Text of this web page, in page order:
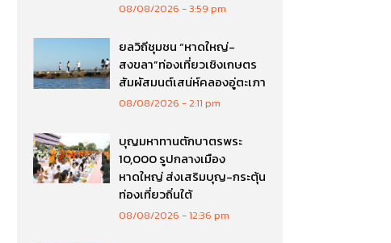
08/08/2026 3:59 pm
ยลวิถีชุมชน “หาดใหญ่-
สงขลา”ท่องเที่ยวเชิงเกษตร
สัมผัสมนต์เสน่ห์คลองอู่ตะเภา
08/08/2026 2:11 pm
บุญมหาทานตักบาตรพระ
10,000 รูปกลางเมือง
หาดใหญ่ ส่งเสริมบุญ-กระตุ้น
ท่องเที่ยวถิ่นใต้
08/08/2026 12:36 pm